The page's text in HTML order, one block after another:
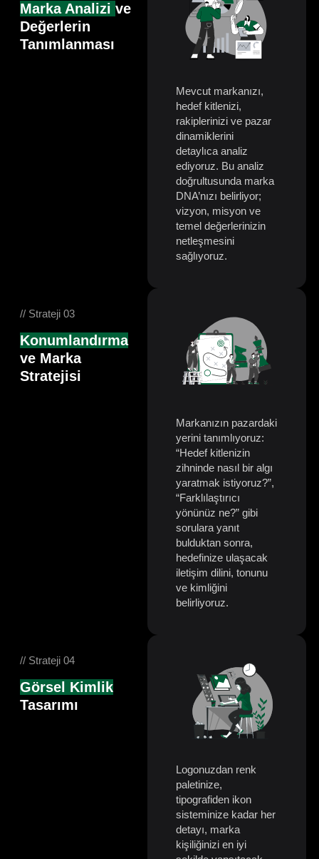
Marka Analizi ve
Değerlerin
Tanımlanması
Mevcut markanızı,
hedef kitlenizi,
rakiplerinizi ve pazar
dinamiklerini
detaylıca analiz
ediyoruz. Bu analiz
doğrultusunda marka
DNA’nızı belirliyor;
vizyon, misyon ve
temel değerlerinizin
netleşmesini
sağlıyoruz.
// Strateji 03
Konumlandırma
ve Marka
Stratejisi
Markanızın pazardaki
yerini tanımlıyoruz:
“Hedef kitlenizin
zihninde nasıl bir algı
yaratmak istiyoruz?”,
“Farklılaştırıcı
yönünüz ne?” gibi
sorulara yanıt
bulduktan sonra,
hedefinize ulaşacak
iletişim dilini, tonunu
ve kimliğini
belirliyoruz.
// Strateji 04
Görsel Kimlik
Tasarımı
Logonuzdan renk
paletinize,
tipografiden ikon
sisteminize kadar her
detayı, marka
kişiliğinizi en iyi